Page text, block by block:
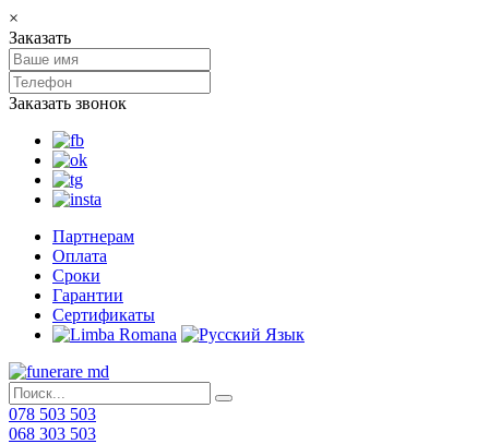
×
Заказать
Заказать звонок
Партнерам
Оплата
Сроки
Гарантии
Сертификаты
078 503 503
068 303 503